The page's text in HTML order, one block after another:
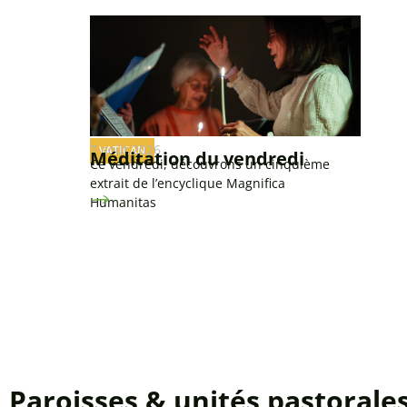
VATICAN
7 août 2026
Méditation du vendredi
Ce vendredi, découvrons un cinquième
extrait de l’encyclique Magnifica
Humanitas